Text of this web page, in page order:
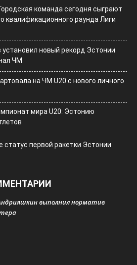
команда сегодня сыграют
квалификационного раунда Лиги
новый рекорд Эстонии
ЧМ
на ЧМ U20 c нового личного
мира U20: Эстонию
статус первой ракетки Эстонии
выполнил норматив